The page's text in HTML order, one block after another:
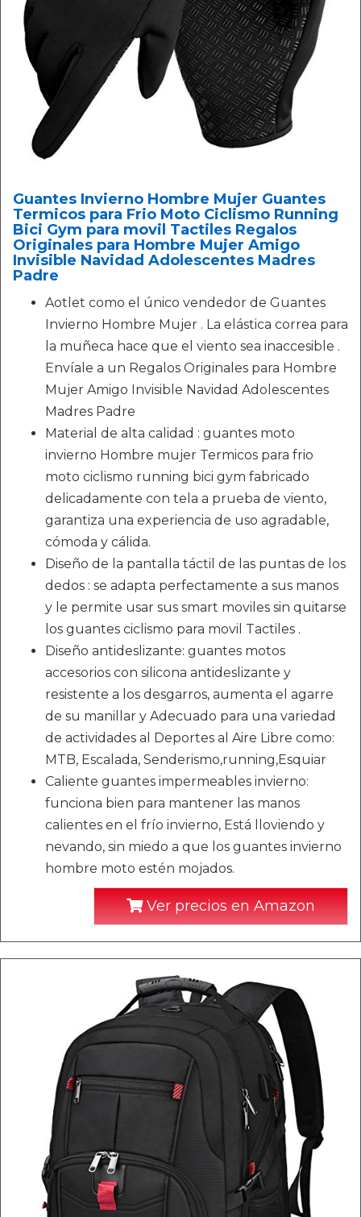
Guantes Invierno Hombre Mujer Guantes
Termicos para Frio Moto Ciclismo Running
Bici Gym para movil Tactiles Regalos
Originales para Hombre Mujer Amigo
Invisible Navidad Adolescentes Madres
Padre
Aotlet como el único vendedor de Guantes
Invierno Hombre Mujer . La elástica correa para
la muñeca hace que el viento sea inaccesible .
Envíale a un Regalos Originales para Hombre
Mujer Amigo Invisible Navidad Adolescentes
Madres Padre
Material de alta calidad : guantes moto
invierno Hombre mujer Termicos para frio
moto ciclismo running bici gym fabricado
delicadamente con tela a prueba de viento,
garantiza una experiencia de uso agradable,
cómoda y cálida.
Diseño de la pantalla táctil de las puntas de los
dedos : se adapta perfectamente a sus manos
y le permite usar sus smart moviles sin quitarse
los guantes ciclismo para movil Tactiles .
Diseño antideslizante: guantes motos
accesorios con silicona antideslizante y
resistente a los desgarros, aumenta el agarre
de su manillar y Adecuado para una variedad
de actividades al Deportes al Aire Libre como:
MTB, Escalada, Senderismo,running,Esquiar
Caliente guantes impermeables invierno:
funciona bien para mantener las manos
calientes en el frío invierno, Está lloviendo y
nevando, sin miedo a que los guantes invierno
hombre moto estén mojados.
Ver precios en Amazon